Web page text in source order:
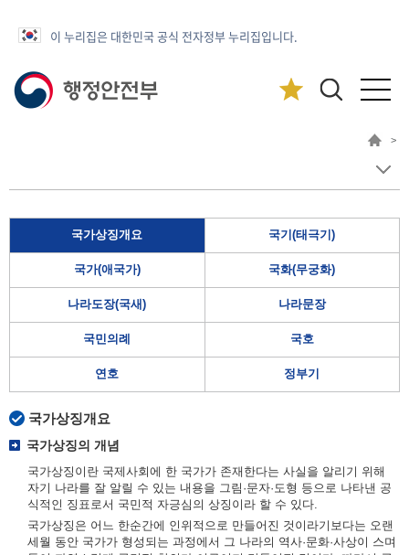
이 누리집은 대한민국 공식 전자정부 누리집입니다.
>
국가상징개요 국기(태극기)
국가(애국가) 국화(무궁화)
나라도장(국새) 나라문장
국민의례 국호
연호 정부기
국가상징개요
국가상징의 개념
국가상징이란 국제사회에 한 국가가 존재한다는 사실을 알리기 위해
자기 나라를 잘 알릴 수 있는 내용을 그림·문자·도형 등으로 나타낸 공
식적인 징표로서 국민적 자긍심의 상징이라 할 수 있다.
국가상징은 어느 한순간에 인위적으로 만들어진 것이라기보다는 오랜
세월 동안 국가가 형성되는 과정에서 그 나라의 역사·문화·사상이 스며